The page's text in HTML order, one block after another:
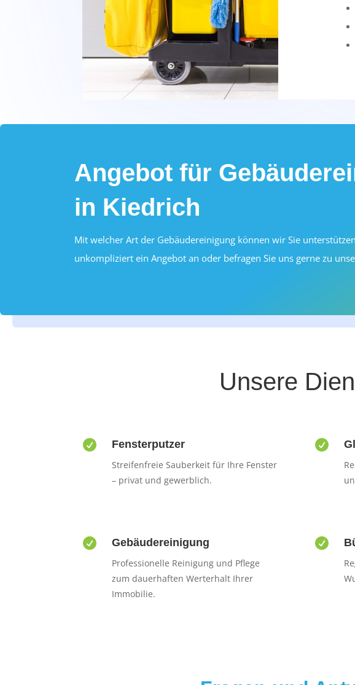
Angebot für
in Kiedrich
Mit welcher Art der Gebäudereinigung können wir Sie
unkompliziert ein Angebot an oder befragen Sie uns gerne zu
Unsere
 Fensterputzer
Streifenfreie Sauberkeit für Ihre Fenster
– privat und gewerblich.

 Gebäudereinigung
Professionelle Reinigung und Pflege
zum dauerhaften Werterhalt Ihrer
Immobilie.
